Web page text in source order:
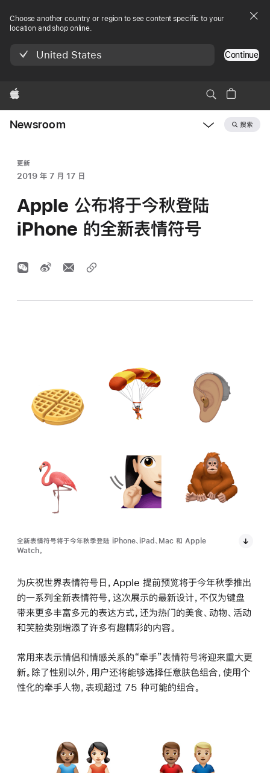
Choose another country or region to see content specific to your
location and shop online.
United States Continue
Apple
Newsroom 搜索
更新
2019 年 7 月 17 日
Apple 公布将于今秋登陆
iPhone 的全新表情符号
全新表情符号将于今年秋季登陆 iPhone、iPad、Mac 和 Apple
Watch。
为庆祝世界表情符号日，Apple 提前预览将于今年秋季推出
的一系列全新表情符号，这次展示的最新设计，不仅为键盘
带来更多丰富多元的表达方式，还为热门的美食、动物、活动
和笑脸类别增添了许多有趣精彩的内容。
常用来表示情侣和情感关系的“牵手”表情符号将迎来重大更
新。除了性别以外，用户还将能够选择任意肤色组合，使用个
性化的牵手人物，表现超过 75 种可能的组合。